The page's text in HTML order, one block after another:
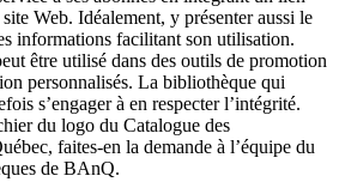
Web. Idéalement, y présenter aussi le
informations facilitant son utilisation.
être utilisé dans des outils de promotion
personnalisés. La bibliothèque qui
s’engager à en respecter l’intégrité.
du logo du Catalogue des
faites-en la demande à l’équipe du
de BAnQ.